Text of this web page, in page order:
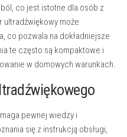
co jest istotne dla osób z
ultradźwiękowy może
co pozwala na dokładniejsze
te często są kompaktowe i
w domowych warunkach.
pewnej wiedzy i
się z instrukcją obsługi,